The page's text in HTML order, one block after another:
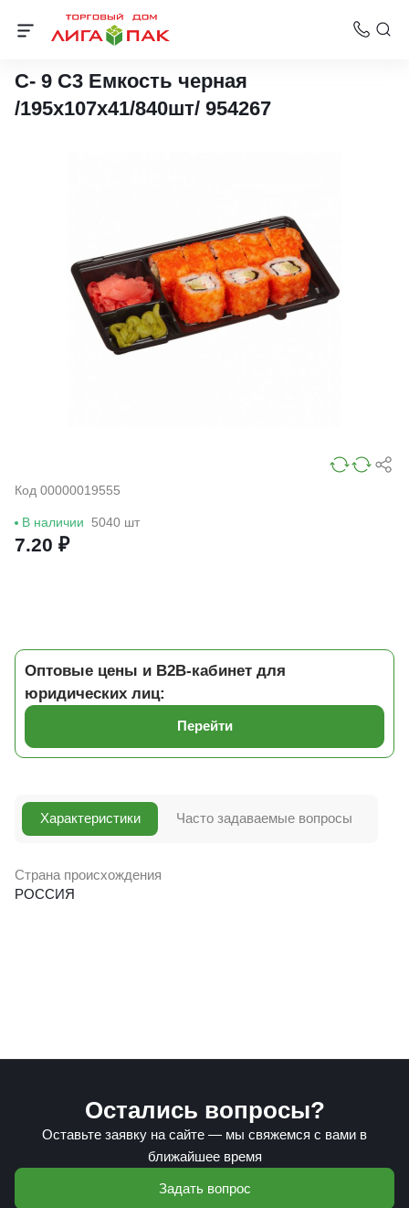
Упаковка для суши
С- 9 С3 Емкость черная
/195х107х41/840шт/ 954267
Код 00000019555
В наличии 5040 шт
7.20 ₽
Оптовые цены и B2B-кабинет для
юридических лиц:
Перейти
Характеристики
Страна происхождения
РОССИЯ
Часто задаваемые вопросы
Остались вопросы?
Оставьте заявку на сайте — мы свяжемся с вами в
ближайшее время
Задать вопрос